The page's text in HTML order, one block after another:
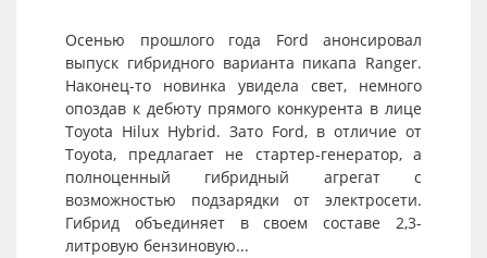
Осенью прошлого года Ford анонсировал
выпуск гибридного варианта пикапа Ranger.
Наконец-то новинка увидела свет, немного
опоздав к дебюту прямого конкурента в лице
Toyota Hilux Hybrid. Зато Ford, в отличие от
Toyota, предлагает не стартер-генератор, а
полноценный гибридный агрегат с
возможностью подзарядки от электросети.
Гибрид объединяет в своем составе 2,3-
литровую бензиновую...